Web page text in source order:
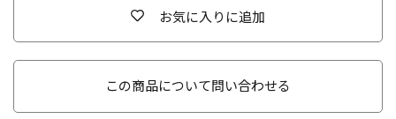
お気に入りに追加
この商品について問い合わせる